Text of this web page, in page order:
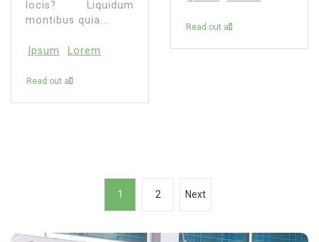
locis? Liquidum
montibus quia...
Ipsum Lorem
Read out all
Read out all
s
1 2 Next